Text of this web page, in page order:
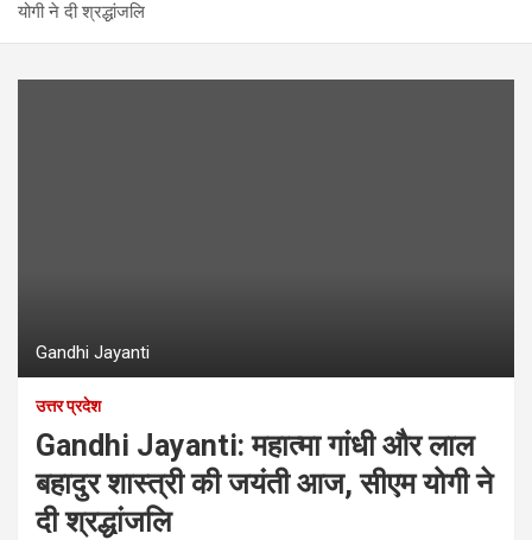
योगी ने दी श्रद्धांजलि
Gandhi Jayanti
उत्तर प्रदेश
Gandhi Jayanti: महात्मा गांधी और लाल
बहादुर शास्त्री की जयंती आज, सीएम योगी ने
दी श्रद्धांजलि